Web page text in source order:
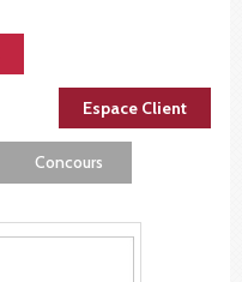
Espace Client
Concours